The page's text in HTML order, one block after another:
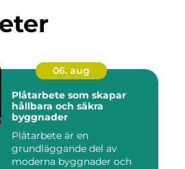
06. aug
Plåtarbete som skapar
hållbara och säkra
byggnader
Plåtarbete är en
grundläggande del av
moderna byggnader och